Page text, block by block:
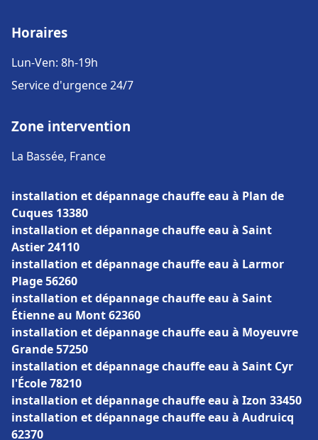
Horaires
Lun-Ven: 8h-19h
Service d'urgence 24/7
Zone intervention
La Bassée, France
installation et dépannage chauffe eau à Plan de
Cuques 13380
installation et dépannage chauffe eau à Saint
Astier 24110
installation et dépannage chauffe eau à Larmor
Plage 56260
installation et dépannage chauffe eau à Saint
Étienne au Mont 62360
installation et dépannage chauffe eau à Moyeuvre
Grande 57250
installation et dépannage chauffe eau à Saint Cyr
l'École 78210
installation et dépannage chauffe eau à Izon 33450
installation et dépannage chauffe eau à Audruicq
62370